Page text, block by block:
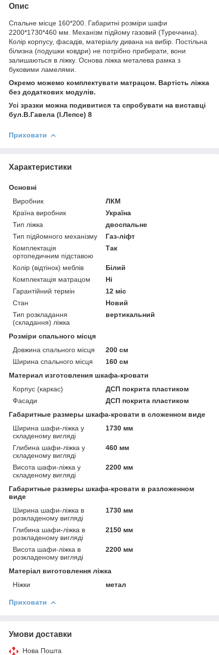
Опис
Спальне місце 160*200. Габаритні розміри шафи
2200*1730*460 мм. Механізм підйому газовий (Туреччина).
Колір корпусу, фасадів, матеріалу дивана на вибір. Постільна
білизна (подушки ковдри) не потрібно прибирати, вони
залишаються в ліжку. Основа ліжка металева рамка з
буковими ламелями.
Окремо можемо комплектувати матрацом. Вартість ліжка
без додаткових модулів.
Усі зразки можна подивитися та спробувати на виставці
бул.В.Гавела (І.Лепсе) 8
Приховати
Характеристики
Основні
Виробник
ЛКМ
Країна виробник
Україна
Тип ліжка
двоспальне
Тип підйомного механізму
Газ-ліфт
Комплектація
ортопедичним підставою
Так
Колір (відтінок) меблів
Білий
Комплектація матрацом
Ні
Гарантійний термін
12 міс
Стан
Новий
Тип розкладання
(складання) ліжка
вертикальний
Розміри спального місця
Довжина спального місця
200 см
Ширина спального місця
160 см
Материал изготовления шкафа-кровати
Корпус (каркас)
ДСП покрита пластиком
Фасади
ДСП покрита пластиком
Габаритные размеры шкафа-кровати в сложенном виде
Ширина шафи-ліжка у
складеному вигляді
1730 мм
Глибина шафи-ліжка у
складеному вигляді
460 мм
Висота шафи-ліжка у
складеному вигляді
2200 мм
Габаритные размеры шкафа-кровати в разложенном
виде
Ширина шафи-ліжка в
розкладеному вигляді
1730 мм
Глибина шафи-ліжка в
розкладеному вигляді
2150 мм
Висота шафи-ліжка в
розкладеному вигляді
2200 мм
Матеріал виготовлення ліжка
Ніжки
метал
Приховати
Умови доставки
Нова Пошта